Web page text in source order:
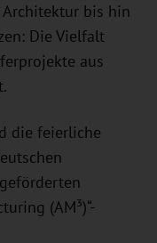
bis hin
Die Vielfalt
aus
die feierliche
(AM³)“-